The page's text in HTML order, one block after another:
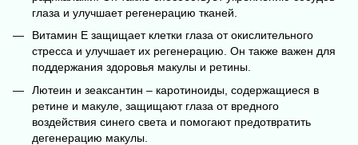
глаза и улучшает регенерацию тканей.
Витамин E защищает клетки глаза от окислительного
стресса и улучшает их регенерацию. Он также важен для
поддержания здоровья макулы и ретины.
Лютеин и зеаксантин – каротиноиды, содержащиеся в
ретине и макуле, защищают глаза от вредного
воздействия синего света и помогают предотвратить
дегенерацию макулы.